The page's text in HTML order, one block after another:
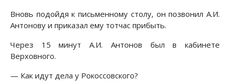
Вновь подойдя к письменному столу, он позвонил А.И.
Антонову и приказал ему тотчас прибыть.
Через 15 минут А.И. Антонов был в кабинете
Верховного.
— Как идут дела у Рокоссовского?